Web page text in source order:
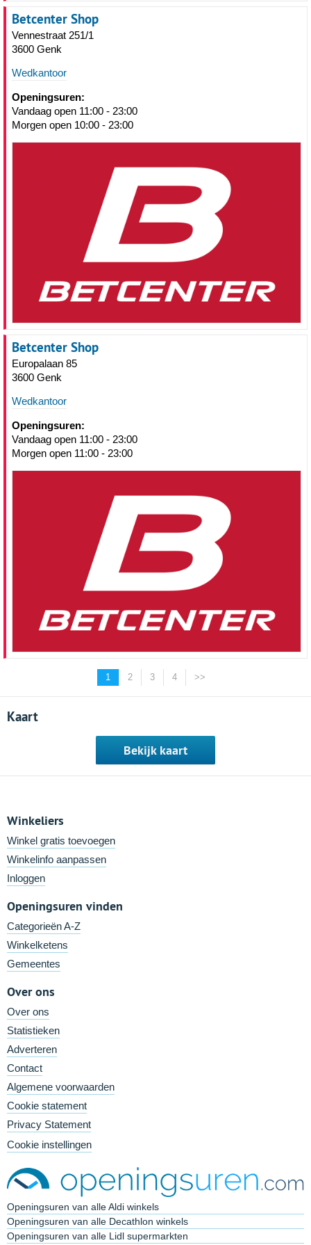
Betcenter Shop
Vennestraat 251/1
3600 Genk
Wedkantoor
Openingsuren:
Vandaag open 11:00 - 23:00
Morgen open 10:00 - 23:00
Betcenter Shop
Europalaan 85
3600 Genk
Wedkantoor
Openingsuren:
Vandaag open 11:00 - 23:00
Morgen open 11:00 - 23:00
1 2 3 4 >>
Kaart
Bekijk kaart
Winkeliers
Winkel gratis toevoegen
Winkelinfo aanpassen
Inloggen
Openingsuren vinden
Categorieën A-Z
Winkelketens
Gemeentes
Over ons
Over ons
Statistieken
Adverteren
Contact
Algemene voorwaarden
Cookie statement
Privacy Statement
Cookie instellingen
Openingsuren van alle Aldi winkels
Openingsuren van alle Decathlon winkels
Openingsuren van alle Lidl supermarkten